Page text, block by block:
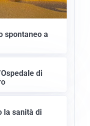
spontaneo a
di
la sanità di